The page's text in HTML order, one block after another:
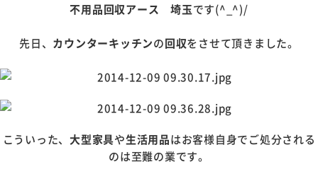
不用品回収アース 埼玉です(^_^)/
先日、 カウンターキッチンの回収をさせて頂きました。
こういった、 大型家具や生活用品はお客様自身でご処分される
のは至難の業です。